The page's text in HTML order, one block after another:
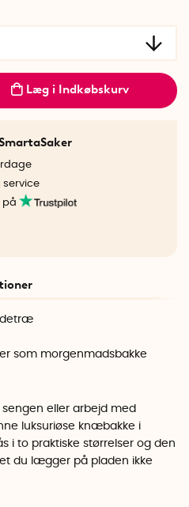
Læg i Indkøbskurv
service
på
som morgenmadsbakke
eller arbejd med
luksuriøse knæbakke i
i to praktiske størrelser og den
du lægger på pladen ikke